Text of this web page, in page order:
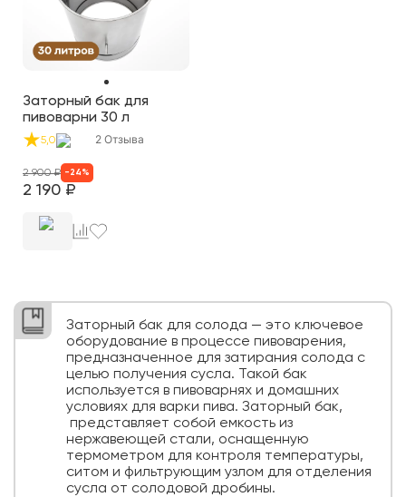
Заторный бак для
пивоварни 30 л
5,0 2 Отзыва
2 190 ₽
2 900₽ - 24 %
Заторный бак для солода — это ключевое
оборудование в процессе пивоварения,
предназначенное для затирания солода с
целью получения сусла. Такой бак
используется в пивоварнях и домашних
условиях для варки пива. Заторный бак,
представляет собой емкость из
нержавеющей стали, оснащенную
термометром для контроля температуры,
ситом и фильтрующим узлом для отделения
сусла от солодовой дробины.